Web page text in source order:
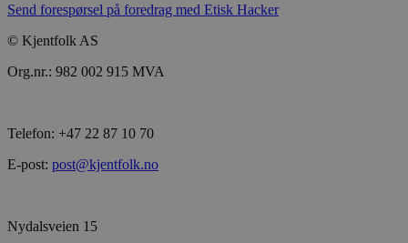
Send forespørsel på foredrag med Etisk Hacker
© Kjentfolk AS
Org.nr.: 982 002 915 MVA
Telefon: +47 22 87 10 70
E-post: post@kjentfolk.no
Nydalsveien 15